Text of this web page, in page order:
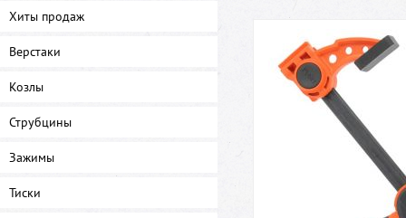
Хиты продаж
Верстаки
Козлы
Струбцины
Зажимы
Тиски